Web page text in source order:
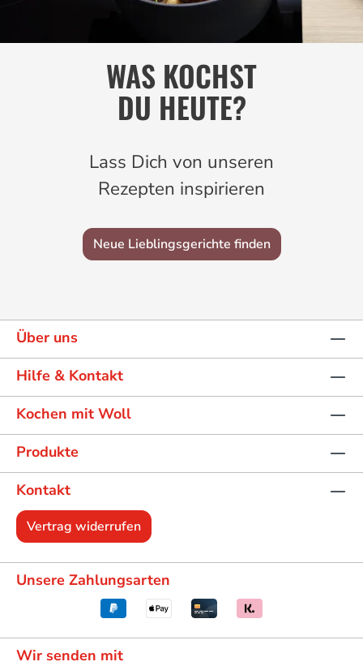
WAS KOCHST
DU HEUTE?
Lass Dich von unseren
Rezepten inspirieren
Neue Lieblingsgerichte finden
Über uns
Hilfe & Kontakt
Kochen mit Woll
Produkte
Kontakt
Vertrag widerrufen
Unsere Zahlungsarten
Wir senden mit